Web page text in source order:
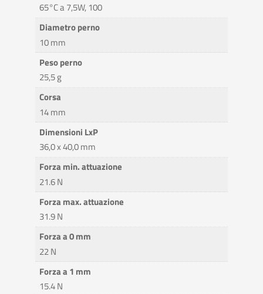
65°C a 7,5W, 100
Diametro perno
10 mm
Peso perno
25,5 g
Corsa
14 mm
Dimensioni LxP
36,0 x 40,0 mm
Forza min. attuazione
21.6 N
Forza max. attuazione
31.9 N
Forza a 0 mm
22 N
Forza a 1 mm
15.4 N